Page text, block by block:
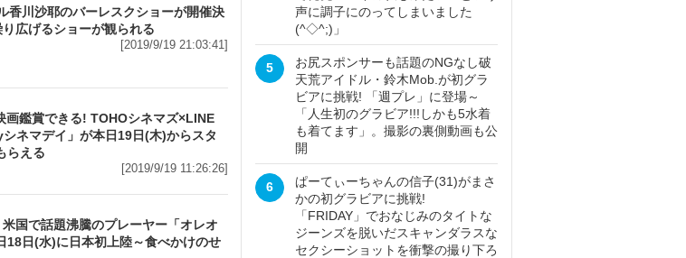
香川沙耶のバーレスクショーが開催決
広げるショーが観られる
[2019/9/19 21:03:41]
画鑑賞できる! TOHOシネマズ×LINE
ネマデイ」が本日19日(木)からスタ
らえる
[2019/9/19 11:26:26]
国で話題沸騰のプレーヤー「オレオ
18日(水)に日本初上陸～食べかけのせ
声に調子にのってしまいました
(^◇^;)」
5
お尻スポンサーも話題のNGなし破
天荒アイドル・鈴木Mob.が初グラ
ビアに挑戦! 「週プレ」に登場～
「人生初のグラビア!!!しかも5水着
も着てます」。撮影の裏側動画も公
開
6
ぱーてぃーちゃんの信子(31)がまさ
かの初グラビアに挑戦!
「FRIDAY」でおなじみのタイトな
ジーンズを脱いだスキャンダラスな
セクシーショットを衝撃の撮り下ろ